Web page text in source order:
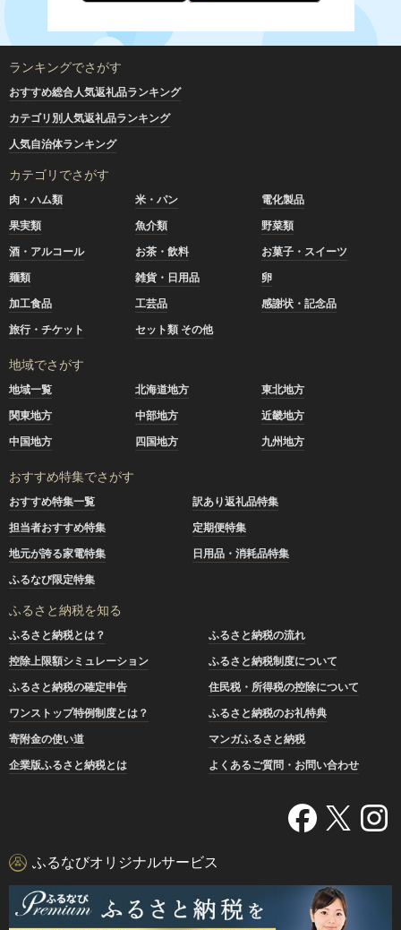
ランキングでさがす
おすすめ総合人気返礼品ランキング
カテゴリ別人気返礼品ランキング
人気自治体ランキング
カテゴリでさがす
肉・ハム類 米・パン
電化製品
果実類
魚介類
野菜類
酒・アルコール
お茶・飲料
お菓子・スイーツ
麺類
雑貨・日用品
卵
加工食品
工芸品
感謝状・記念品
旅行・チケット
セット類 その他
地域でさがす
地域一覧 北海道地方
東北地方
関東地方
中部地方
近畿地方
中国地方
四国地方 九州地方
おすすめ特集でさがす
おすすめ特集一覧
訳あり返礼品特集
担当者おすすめ特集
定期便特集
地元が誇る家電特集
日用品・消耗品特集
ふるなび限定特集
ふるさと納税を知る
ふるさと納税とは？
ふるさと納税の流れ
控除上限額シミュレーション
ふるさと納税制度について
ふるさと納税の確定申告
住民税・所得税の控除について
ワンストップ特例制度とは？
ふるさと納税のお礼特典
寄附金の使い道
マンガふるさと納税
企業版ふるさと納税とは
よくあるご質問・お問い合わせ
ふるなびオリジナルサービス